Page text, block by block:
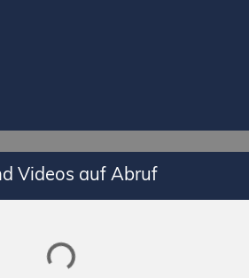
Videos auf Abruf
Mediathek